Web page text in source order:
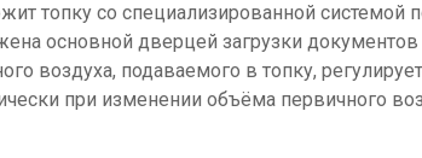
топку со специализированной системой
основной дверцей загрузки
воздуха, подаваемого в топку,
при изменении объёма первичного